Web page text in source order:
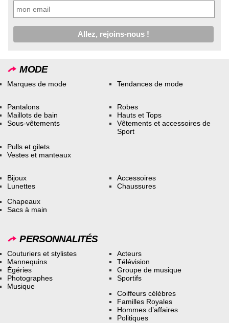
MODE
Marques de mode Tendances de mode
Pantalons
Maillots de bain
Sous-vêtements
Robes
Hauts et Tops
Vêtements et accessoires de
Sport
Pulls et gilets
Vestes et manteaux
Bijoux
Lunettes
Accessoires
Chaussures
Chapeaux
Sacs à main
PERSONNALITÉS
Couturiers et stylistes
Mannequins
Égéries
Photographes
Musique
Acteurs
Télévision
Groupe de musique
Sportifs
Coiffeurs célèbres
Familles Royales
Hommes d’affaires
Politiques